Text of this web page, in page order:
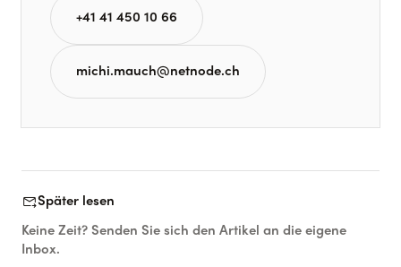
+41 41 450 10 66
michi.mauch@netnode.ch
forward_to_inboxSpäter lesen
Keine Zeit? Senden Sie sich den Artikel an die eigene
Inbox.